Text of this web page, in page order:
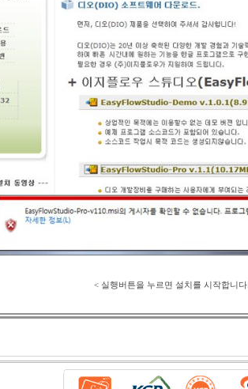
< 실행버튼을 누르면 설치를 시작합니다.